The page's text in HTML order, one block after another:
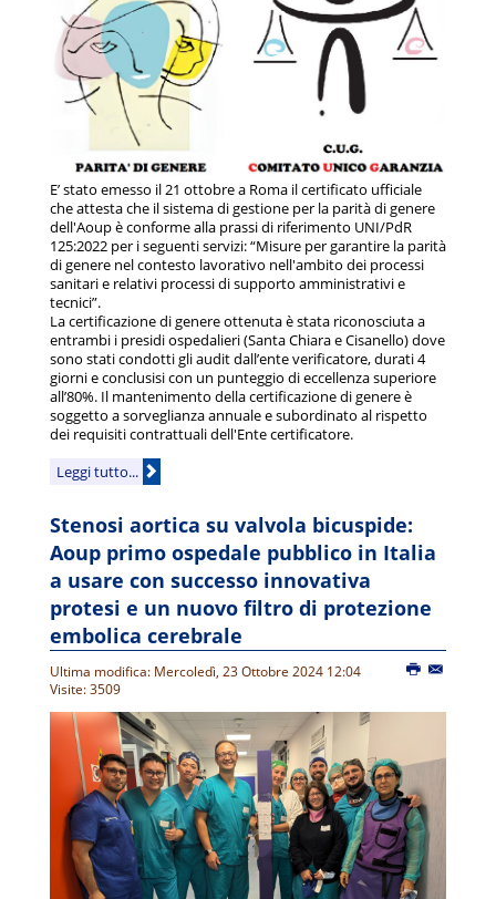
E’ stato emesso il 21 ottobre a Roma il certificato ufficiale
che attesta che il sistema di gestione per la parità di genere
dell'Aoup è conforme alla prassi di riferimento UNI/PdR
125:2022 per i seguenti servizi: “Misure per garantire la parità
di genere nel contesto lavorativo nell'ambito dei processi
sanitari e relativi processi di supporto amministrativi e
tecnici”.
La certificazione di genere ottenuta è stata riconosciuta a
entrambi i presidi ospedalieri (Santa Chiara e Cisanello) dove
sono stati condotti gli audit dall’ente verificatore, durati 4
giorni e conclusisi con un punteggio di eccellenza superiore
all’80%. Il mantenimento della certificazione di genere è
soggetto a sorveglianza annuale e subordinato al rispetto
dei requisiti contrattuali dell'Ente certificatore.
Leggi tutto...
Stenosi aortica su valvola bicuspide:
Aoup primo ospedale pubblico in Italia
a usare con successo innovativa
protesi e un nuovo filtro di protezione
embolica cerebrale
Ultima modifica: Mercoledì, 23 Ottobre 2024 12:04
Visite: 3509